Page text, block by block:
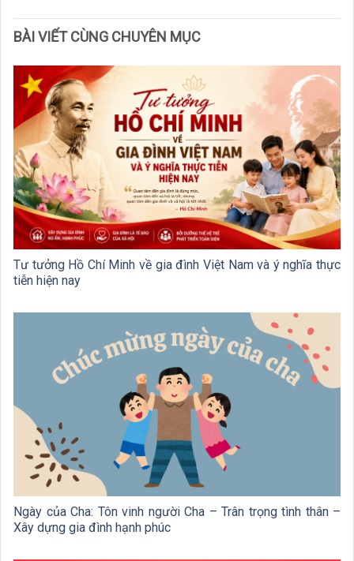
BÀI VIẾT CÙNG CHUYÊN MỤC
Tư tưởng Hồ Chí Minh về gia đình Việt Nam và ý nghĩa thực
tiễn hiện nay
Ngày của Cha: Tôn vinh người Cha – Trân trọng tình thân –
Xây dựng gia đình hạnh phúc